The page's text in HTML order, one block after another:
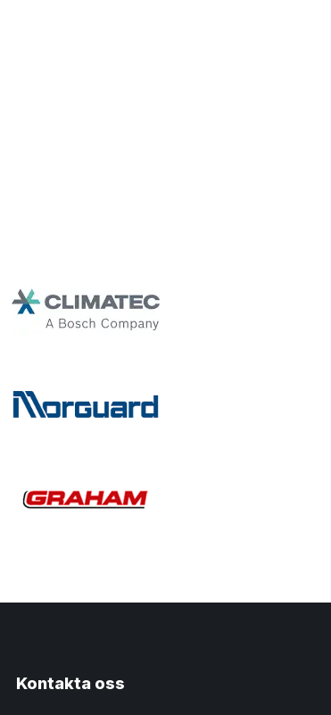
Kontakta oss